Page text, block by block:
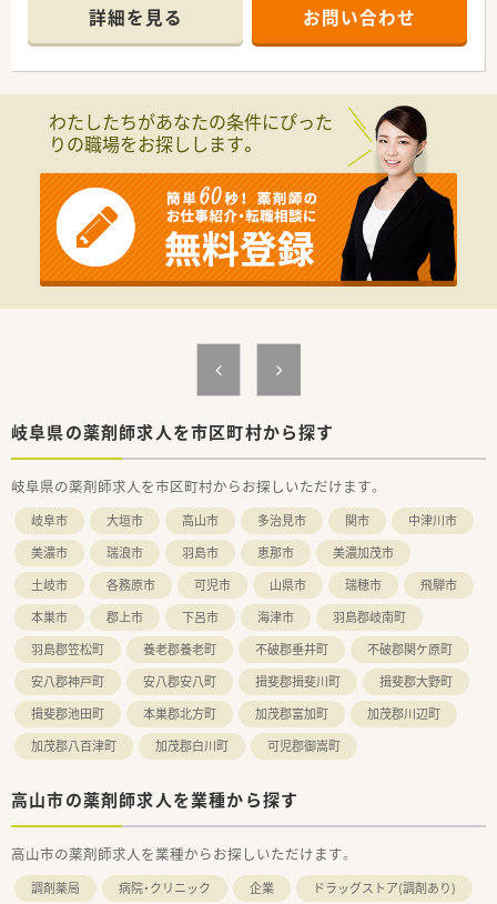
詳細を見る お問い合わせ
わたしたちがあなたの条件にぴった
りの職場をお探しします。
岐阜県の薬剤師求人を市区町村から探す
岐阜県の薬剤師求人を市区町村からお探しいただけます。
岐阜市 大垣市 高山市 多治見市 関市
中津川市
美濃市
瑞浪市 羽島市 恵那市
美濃加茂市
土岐市
各務原市 可児市 山県市 瑞穂市
飛騨市
本巣市
郡上市 下呂市 海津市
羽島郡岐南町
羽島郡笠松町
養老郡養老町 不破郡垂井町
不破郡関ケ原町
安八郡神戸町
安八郡安八町 揖斐郡揖斐川町
揖斐郡大野町
揖斐郡池田町
本巣郡北方町 加茂郡富加町
加茂郡川辺町
加茂郡八百津町
加茂郡白川町 可児郡御嵩町
高山市の薬剤師求人を業種から探す
高山市の薬剤師求人を業種からお探しいただけます。
調剤薬局 病院・クリニック 企業 ドラッグストア(調剤あり)